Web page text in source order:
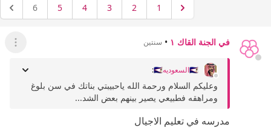
1
2
3
4
5
6
في الجنة القاك ١ • سنتين عرض
🇸🇦السعوديه🇸🇦 :
وعليكم السلام ورحمة الله ياحبيبتي بناتك في سن بلوغ
ومراهقه فطبيعي يصير بينهم بعض الشد...
مدرسه في تعليم الاجيال